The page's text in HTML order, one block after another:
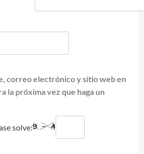
correo electrónico y sitio web en
la próxima vez que haga un
solve: